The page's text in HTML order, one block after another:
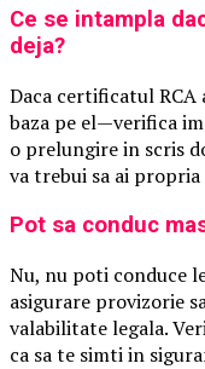
Ce se intampla
deja?
Daca certificatul
baza pe el—verifica
o prelungire in scris
va trebui sa ai
Pot sa conduc
Nu, nu poti conduce
asigurare provizorie
valabilitate legala.
ca sa te simti in